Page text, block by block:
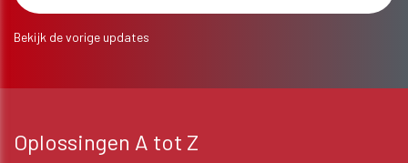
Bekijk de vorige updates
Oplossingen A tot Z